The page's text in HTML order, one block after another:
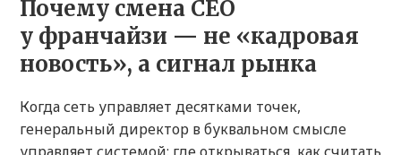
Почему смена CEO
у франчайзи — не «кадровая
новость», а сигнал рынка
Когда сеть управляет десятками точек,
генеральный директор в буквальном смысле